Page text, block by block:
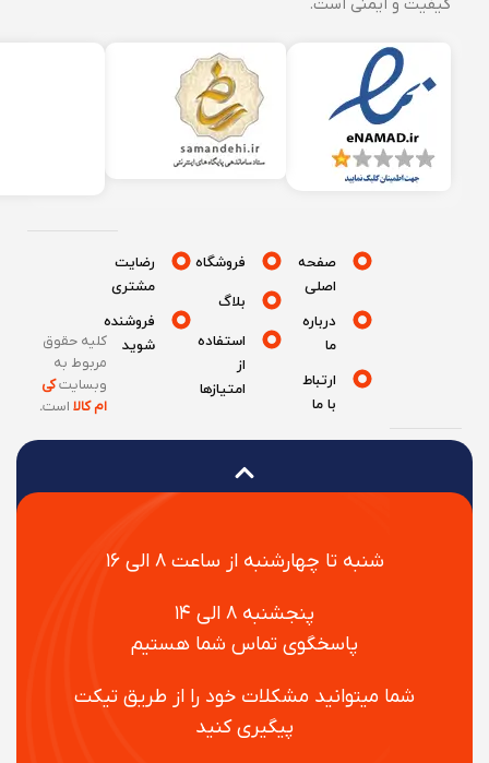
کیفیت و ایمنی است.
شنبه تا چهارشنبه از ساعت ۸ الی ۱۶
پنجشنبه ۸ الی ۱۴
پاسخگوی تماس شما هستیم
شما میتوانید مشکلات خود را از طریق تیکت
پیگیری کنید
صفحه
درباره
ارتباط
فروشگاه
بلاگ
استفاده
امتیازها
رضایت
مشتری
فروشنده
شوید
کلیه حقوق
مربوط به
وبسایتکی
ام کالااست.